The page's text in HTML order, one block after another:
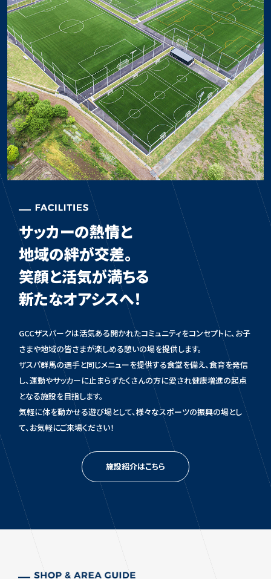
サッカーの熱情と
地域の絆が交差。
笑顔と活気が満ちる
新たなオアシスへ！
GCCザスパークは活気ある開かれたコミュニティをコンセプトに、お子
さまや地域の皆さまが楽しめる憩いの場を提供します。
ザスパ群馬の選手と同じメニューを提供する食堂を備え、食育を発信
し、運動やサッカーに止まらずたくさんの方に愛され健康増進の起点
となる施設を目指します。
気軽に体を動かせる遊び場として、様々なスポーツの振興の場とし
て、お気軽にご来場ください！
施設紹介はこちら